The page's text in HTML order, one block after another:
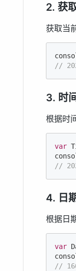
2. 获
获取当
//
3. 时
根据时
var
//
4. 日
根据日
var
//